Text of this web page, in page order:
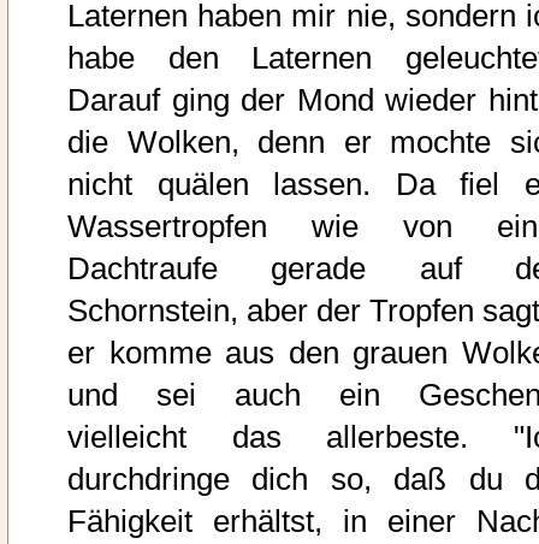
Laternen haben mir nie, sondern
habe den Laternen
Darauf ging der Mond wieder
die Wolken, denn er mochte
nicht quälen lassen. Da fiel
Wassertropfen wie von
Dachtraufe gerade auf
Schornstein, aber der Tropfen
er komme aus den grauen
und sei auch ein
vielleicht das allerbeste.
durchdringe dich so, daß du
Fähigkeit erhältst, in einer